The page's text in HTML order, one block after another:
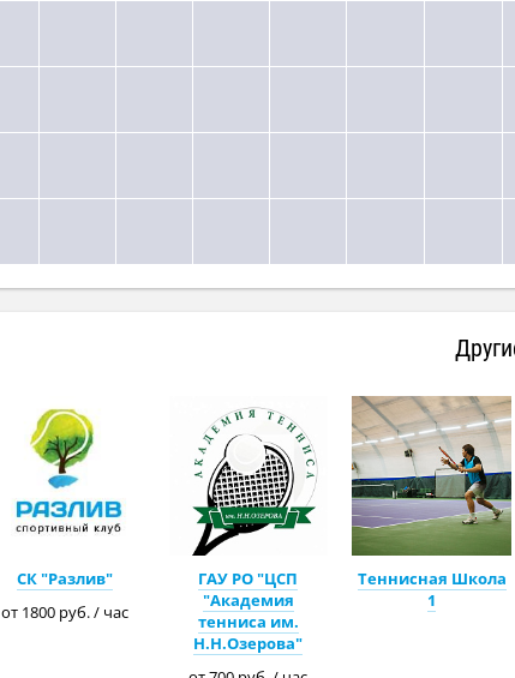
СК "Разлив"
от 1800 руб. / час
ГАУ РО "ЦСП
"Академия
тенниса им.
Н.Н.Озерова"
Теннисная Школа
1